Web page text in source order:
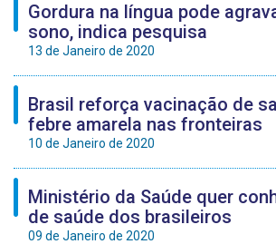
Gordura na língua pode
sono, indica pesquisa
13 de Janeiro de 2020
Brasil reforça vacinação de
febre amarela nas fronteiras
10 de Janeiro de 2020
Ministério da Saúde quer
de saúde dos brasileiros
09 de Janeiro de 2020